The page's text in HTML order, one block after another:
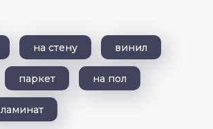
на стену винил
паркет на пол
ламинат